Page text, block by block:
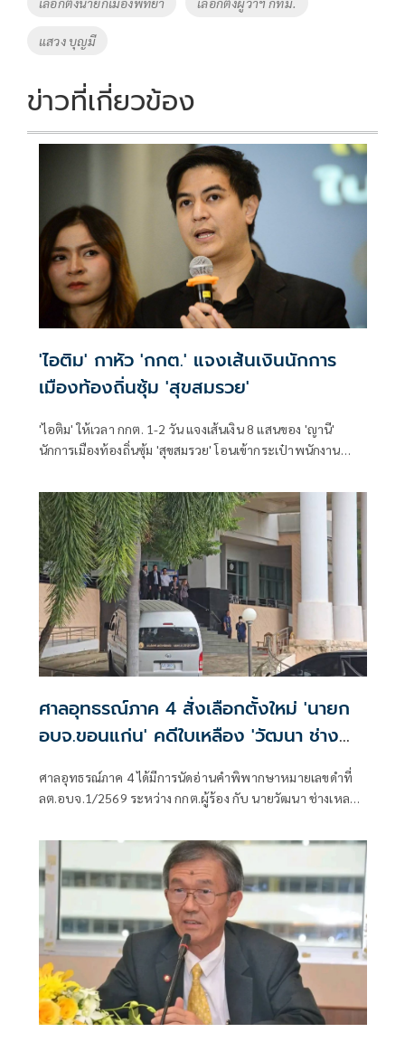
แสวง บุญมี
ข่าวที่เกี่ยวข้อง
'ไอติม' กาหัว 'กกต.' แจงเส้นเงินนักการ
เมืองท้องถิ่นซุ้ม 'สุขสมรวย'
'ไอติม' ให้เวลา กกต. 1-2 วัน แจงเส้นเงิน 8 แสนของ 'ญานี'
นักการเมืองท้องถิ่นซุ้ม 'สุขสมรวย' โอนเข้ากระเป๋าพนักงาน
อย่าละเว้นปฏิบัติหน้าที่
ศาลอุทธรณ์ภาค 4 สั่งเลือกตั้งใหม่ 'นายก
อบจ.ขอนแก่น' คดีใบเหลือง 'วัฒนา ช่าง
ศาลอุทธรณ์ภาค 4 ได้มีการนัดอ่านคำพิพากษาหมายเลขดำที่
ลต.อบจ.1/2569 ระหว่าง กกต.ผู้ร้อง กับ นายวัฒนา ช่างเหลา
บริหารท้องถิ่น (ขอให้มีการเลือกตั้ง นายก อบจ.ใหม่)